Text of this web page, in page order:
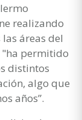
realizando
áreas del
permitido
distintos
algo que
años”.